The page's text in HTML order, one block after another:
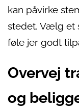
kan påvirke
stedet. Vælg et
føle jer godt
Overvej
og